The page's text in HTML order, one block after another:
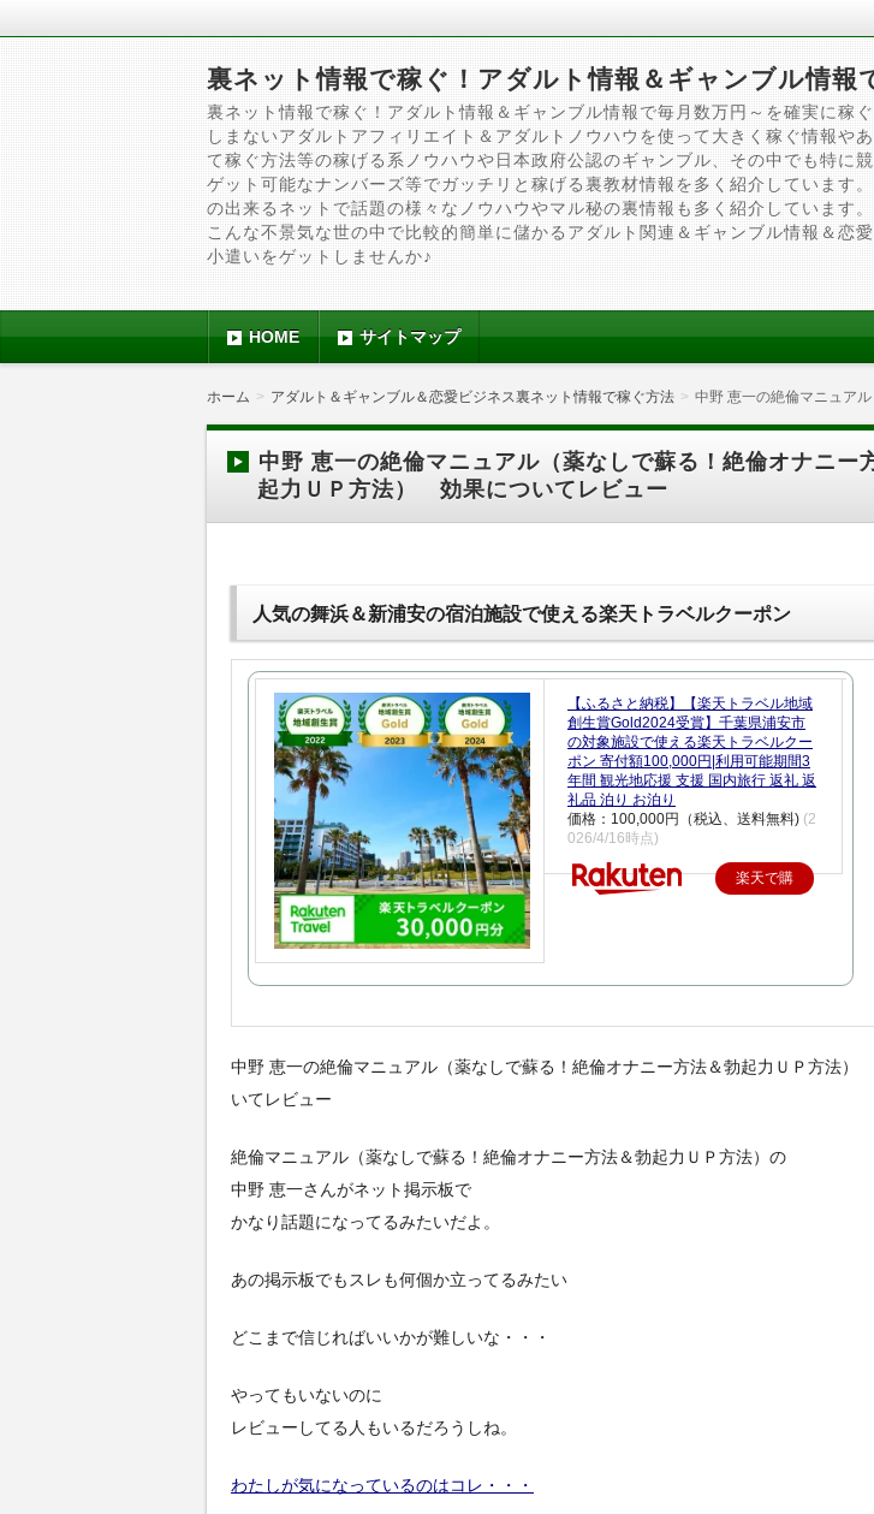
裏ネット情報で稼ぐ！アダルト情報＆ギャンブル情報
裏ネット情報で稼ぐ！アダルト情報＆ギャンブル情報で毎月数万円～を確実に稼
しまないアダルトアフィリエイト＆アダルトノウハウを使って大きく稼ぐ情報や
て稼ぐ方法等の稼げる系ノウハウや日本政府公認のギャンブル、その中でも特に
ゲット可能なナンバーズ等でガッチリと稼げる裏教材情報を多く紹介しています
の出来るネットで話題の様々なノウハウやマル秘の裏情報も多く紹介しています
こんな不景気な世の中で比較的簡単に儲かるアダルト関連＆ギャンブル情報＆恋
小遣いをゲットしませんか♪
HOME サイトマップ
ホーム アダルト＆ギャンブル＆恋愛ビジネス裏ネット情報で稼ぐ方法 中野 恵一の絶倫マニュア
中野 恵一の絶倫マニュアル（薬なしで蘇る！絶倫オナニー
起力ＵＰ方法） 効果についてレビュー
人気の舞浜＆新浦安の宿泊施設で使える楽天トラベルクーポン
【ふるさと納税】【楽天トラベル地域
創生賞Gold2024受賞】千葉県浦安市
の対象施設で使える楽天トラベルクー
ポン 寄付額100,000円|利用可能期間3
年間 観光地応援 支援 国内旅行 返礼 返
礼品 泊り お泊り
価格：100,000円（税込、送料無料) (2
026/4/16時点)
楽天で購
中野 恵一の絶倫マニュアル（薬なしで蘇る！絶倫オナニー方法＆勃起力ＵＰ方法）
いてレビュー
絶倫マニュアル（薬なしで蘇る！絶倫オナニー方法＆勃起力ＵＰ方法）の
中野 恵一さんがネット掲示板で
かなり話題になってるみたいだよ。
あの掲示板でもスレも何個か立ってるみたい
どこまで信じればいいかが難しいな・・・
やってもいないのに
レビューしてる人もいるだろうしね。
わたしが気になっているのはコレ・・・